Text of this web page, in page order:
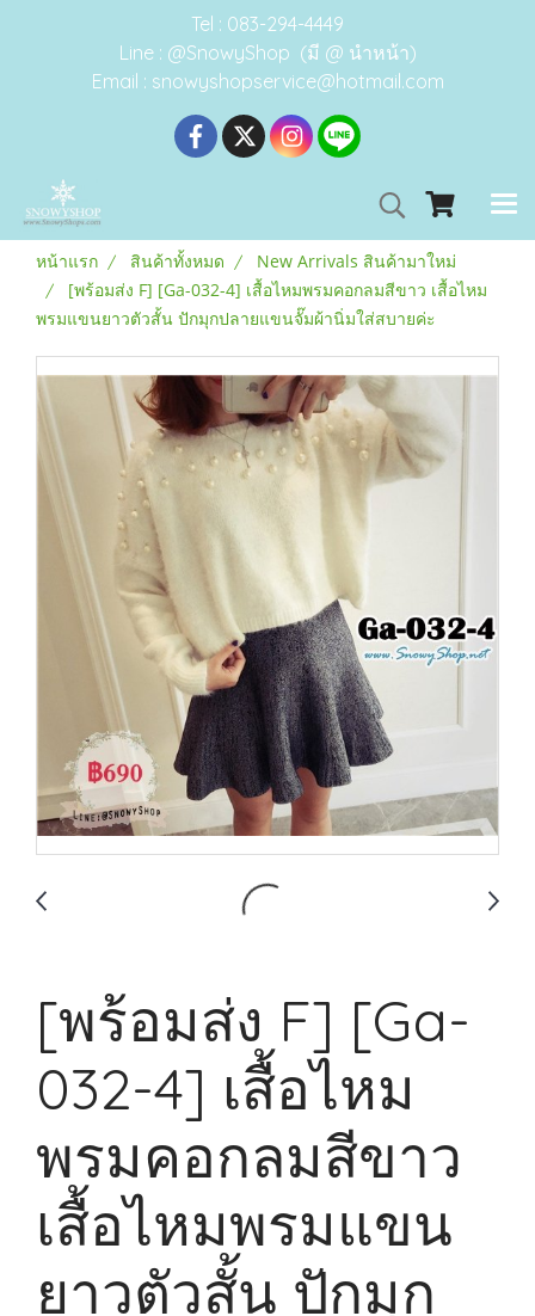
Tel : 083-294-4449
Line : @SnowyShop (มี @ นำหน้า)
Email : snowyshopservice@hotmail.com
หน้าแรก สินค้าทั้งหมด
New Arrivals สินค้ามาใหม่
[พร้อมส่ง F] [Ga-032-4] เสื้อไหมพรมคอกลมสีขาว เสื้อไหม
พรมแขนยาวตัวสั้น ปักมุกปลายแขนจั๊มผ้านิ่มใส่สบายค่ะ
[พร้อมส่ง F] [Ga-
032-4] เสื้อไหม
พรมคอกลมสีขาว
เสื้อไหมพรมแขน
ยาวตัวสั้น ปักมุก